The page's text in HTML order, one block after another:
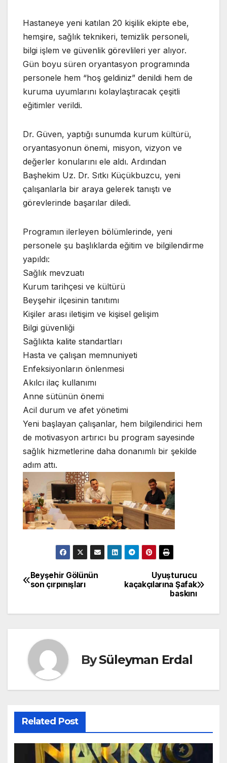
Hastaneye yeni katılan 20 kişilik ekipte ebe,
hemşire, sağlık teknikeri, temizlik personeli,
bilgi işlem ve güvenlik görevlileri yer alıyor.
Gün boyu süren oryantasyon programında
personele hem “hoş geldiniz” denildi hem de
kuruma uyumlarını kolaylaştıracak çeşitli
eğitimler verildi.
Dr. Güven, yaptığı sunumda kurum kültürü,
oryantasyonun önemi, misyon, vizyon ve
değerler konularını ele aldı. Ardından
Başhekim Uz. Dr. Sıtkı Küçükbuzcu, yeni
çalışanlarla bir araya gelerek tanıştı ve
görevlerinde başarılar diledi.
Programın ilerleyen bölümlerinde, yeni
personele şu başlıklarda eğitim ve bilgilendirme
yapıldı:
Sağlık mevzuatı
Kurum tarihçesi ve kültürü
Beyşehir ilçesinin tanıtımı
Kişiler arası iletişim ve kişisel gelişim
Bilgi güvenliği
Sağlıkta kalite standartları
Hasta ve çalışan memnuniyeti
Enfeksiyonların önlenmesi
Akılcı ilaç kullanımı
Anne sütünün önemi
Acil durum ve afet yönetimi
Yeni başlayan çalışanlar, hem bilgilendirici hem
de motivasyon artırıcı bu program sayesinde
sağlık hizmetlerine daha donanımlı bir şekilde
adım attı.
Yazı
Uyuşturucu
kaçakçılarına Şafak
baskını
Beyşehir Gölünün
son çırpınışları
BySüleyman Erdal
Related Post